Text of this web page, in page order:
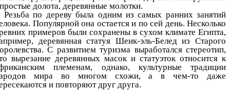
долота, деревянные молотки.
Резьба по дереву была одним из самых ранних занятий
Популярной она остается и по сей день. Несколько
примеров были сохранены в сухом климате Египта,
деревянная статуя Шеик-эль-Белед из Старого
С развитием туризма выработался стереотип,
вырезание деревянных масок и статуэток относится к
племенам, однако, культурные традиции
мира во многом схожи, а в чем-то даже
и повторяют друг друга.